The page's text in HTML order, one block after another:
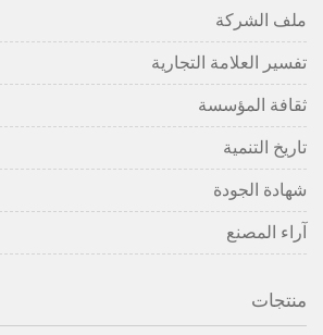
ملف الشركة
تفسير العلامة التجارية
ثقافة المؤسسة
تاريخ التنمية
شهادة الجودة
آراء المصنع
منتجات